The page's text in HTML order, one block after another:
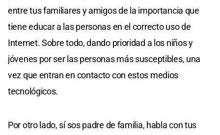
entre tus familiares y amigos de la importancia que
tiene educar a las personas en el correcto uso de
Internet. Sobre todo, dando prioridad a los niños y
jóvenes por ser las personas más susceptibles, una
vez que entran en contacto con estos medios
tecnológicos.
Por otro lado, sí sos padre de familia, habla con tus